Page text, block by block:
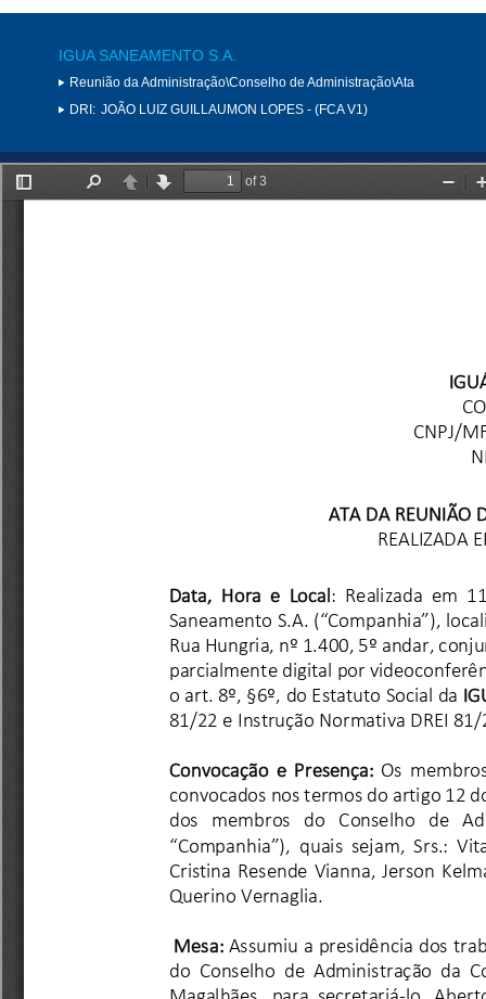
IGUA SANEAMENTO S.A.
Reunião da Administração\Conselho de Administração\Ata
DRI: JOÃO LUIZ GUILLAUMON LOPES - (FCA V1)